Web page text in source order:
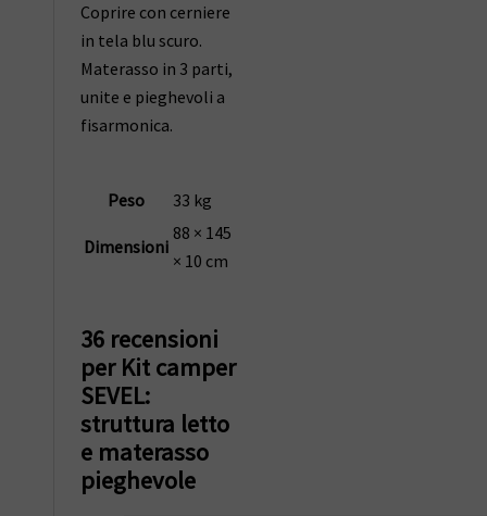
Coprire con cerniere
in tela blu scuro.
Materasso in 3 parti,
unite e pieghevoli a
fisarmonica.
Peso 33 kg
Dimensioni
88 × 145
× 10 cm
36 recensioni
per Kit camper
SEVEL:
struttura letto
e materasso
pieghevole